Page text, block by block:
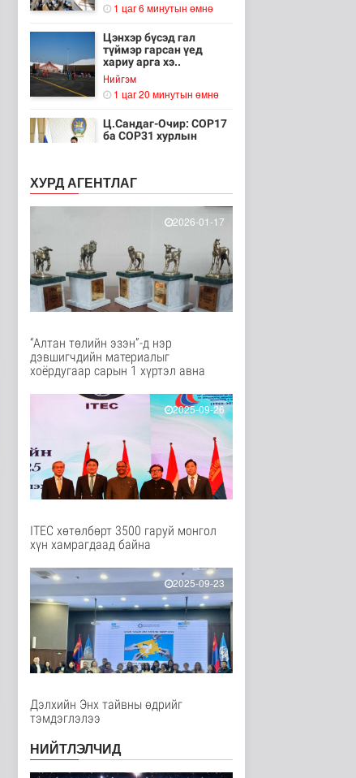
1 цаг 6 минутын өмнө
Цэнхэр бүсэд гал
түймэр гарсан үед
хариу арга хэ..
Нийгэм
1 цаг 20 минутын өмнө
Ц.Сандаг-Очир: COP17
ба COP31 хурлын
1 цаг 25 минутын өмнө
Хийлдэг завь, гудас,
хөвөгч тоглоом биш
2 цаг 41 минутын өмнө
Нийслэлийн цэцэрлэгт
хамрагдах I шатны
бүртгэл э..
2 цаг 52 минутын өмнө
Долоодугаар сард
бүртгэгджээ
2 цагийн өмнө
Мал угаалгын ажил
үргэлжилж байна
Нийгэм
2 цаг 3 минутын өмнө
Хогноос эрчим хүч
үйлдвэрлэх үйлдвэр 34
МВт-ын х..
Нийгэм
2 цаг 20 минутын өмнө
Монелийн гудамжны
авто замыг өнөөдрөөс
хааж, зас..
Нийгэм
Орон сууцны залиланд
Улс төр
3 цаг 41 минутын өмнө
ХУРД АГЕНТЛАГ
2026-01-17
“Алтан төлийн эзэн”-д нэр
дэвшигчдийн материалыг
хоёрдугаар сарын 1 хүртэл авна
2025-09-26
ITEC хөтөлбөрт 3500 гаруй монгол
хүн хамрагдаад байна
2025-09-23
Дэлхийн Энх тайвны өдрийг
тэмдэглэлээ
НИЙТЛЭЛЧИД